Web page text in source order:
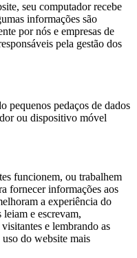
seu computador recebe
informações são
por nós e empresas de
pela gestão dos
pequenos pedaços de dados
ou dispositivo móvel
funcionem, ou trabalhem
fornecer informações aos
a experiência do
leiam e escrevam,
e lembrando as
uso do website mais